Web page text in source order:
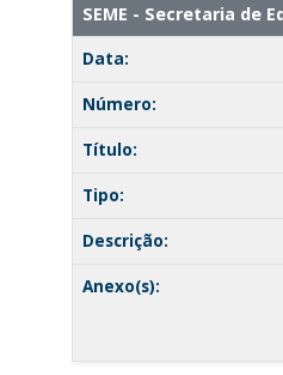
SEME - Secretaria de
Data:
Número:
Título:
Tipo:
Descrição:
Anexo(s):